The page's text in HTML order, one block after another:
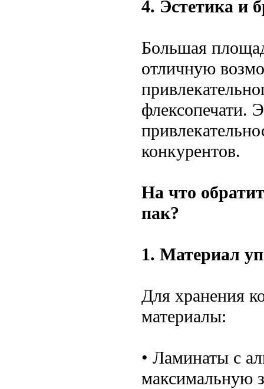
4. Эстетика и
Большая
отличную
флексопечати.
конкурентов.
На что
пак?
1. Материал
Для хранения
материалы:
• Ламинаты с
максимальную